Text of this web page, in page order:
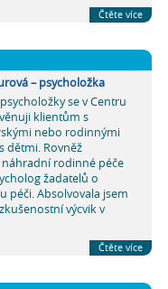
Čtěte více
– psycholožka
se v Centru
klientům s
nebo rodinnými
dětmi. Rovněž
rodinné péče
žadatelů o
péči. Absolvovala jsem
výcvik v
Čtěte více